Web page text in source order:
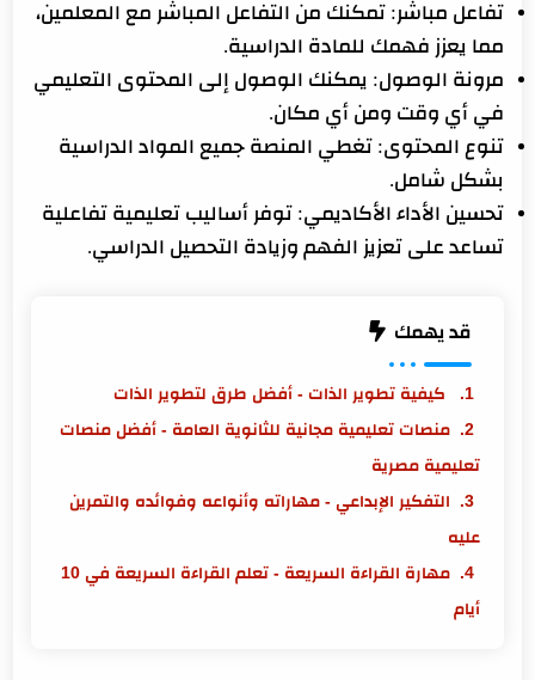
تفاعل مباشر: تمكنك من التفاعل المباشر مع المعلمين،
مما يعزز فهمك للمادة الدراسية.
مرونة الوصول: يمكنك الوصول إلى المحتوى التعليمي
في أي وقت ومن أي مكان.
تنوع المحتوى: تغطي المنصة جميع المواد الدراسية
بشكل شامل.
تحسين الأداء الأكاديمي: توفر أساليب تعليمية تفاعلية
تساعد على تعزيز الفهم وزيادة التحصيل الدراسي.
قد يهمك
كيفية تطوير الذات - أفضل طرق لتطوير الذات
منصات تعليمية مجانية للثانوية العامة - أفضل منصات
تعليمية مصرية
التفكير الإبداعي - مهاراته وأنواعه وفوائده والتمرين
عليه
مهارة القراءة السريعة - تعلم القراءة السريعة في 10
أيام